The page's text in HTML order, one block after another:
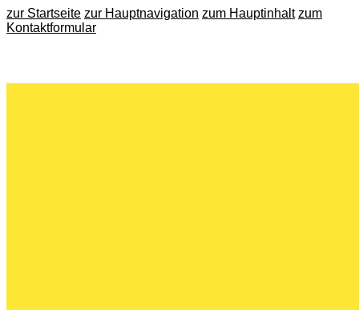
zur Startseite zur Hauptnavigation zum Hauptinhalt zum
Kontaktformular